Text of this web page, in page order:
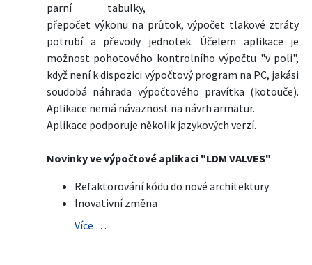
parní tabulky,
přepočet výkonu na průtok, výpočet tlakové ztráty
potrubí a převody jednotek. Účelem aplikace je
možnost pohotového kontrolního výpočtu "v poli",
když není k dispozici výpočtový program na PC, jakási
soudobá náhrada výpočtového pravítka (kotouče).
Aplikace nemá návaznost na návrh armatur.
Aplikace podporuje několik jazykových verzí.
Novinky ve výpočtové aplikaci "LDM VALVES"
Refaktorování kódu do nové architektury
Inovativní změna
Více …